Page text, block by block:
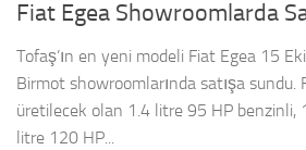
Fiat Egea Showroomlarda
Tofaş’ın en yeni modeli Fiat Egea 15
Birmot showroomlarında satışa sundu.
üretilecek olan 1.4 litre 95 HP benzinli,
litre 120 HP...